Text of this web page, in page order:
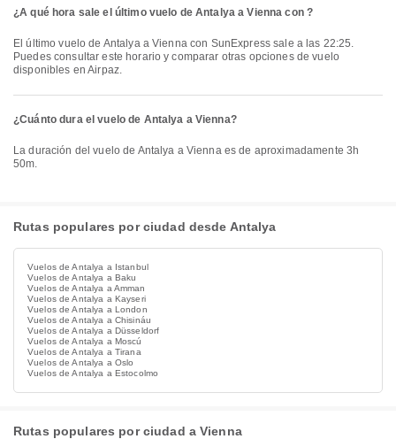
¿A qué hora sale el último vuelo de Antalya a Vienna con ?
El último vuelo de Antalya a Vienna con SunExpress sale a las 22:25.
Puedes consultar este horario y comparar otras opciones de vuelo
disponibles en Airpaz.
¿Cuánto dura el vuelo de Antalya a Vienna?
La duración del vuelo de Antalya a Vienna es de aproximadamente 3h
50m.
Rutas populares por ciudad desde Antalya
Vuelos de Antalya a Istanbul
Vuelos de Antalya a Baku
Vuelos de Antalya a Amman
Vuelos de Antalya a Kayseri
Vuelos de Antalya a London
Vuelos de Antalya a Chisináu
Vuelos de Antalya a Düsseldorf
Vuelos de Antalya a Moscú
Vuelos de Antalya a Tirana
Vuelos de Antalya a Oslo
Vuelos de Antalya a Estocolmo
Rutas populares por ciudad a Vienna